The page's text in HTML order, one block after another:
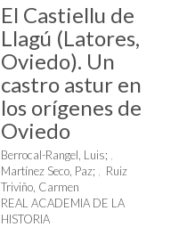
El Castiellu de
Llagú (Latores,
Oviedo). Un
castro astur en
los orígenes de
Oviedo
Berrocal-Rangel, Luis;
Martínez Seco, Paz;
Ruiz
Triviño, Carmen
REAL ACADEMIA DE LA
HISTORIA